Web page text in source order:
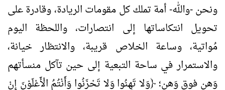
ونحن -والله- أمة تملك كل مقومات الريادة، وقادرة على
تحويل انتكاساتها إلى انتصارات، واللحظة اليوم
مُواتية، وساعة الخلاص قريبة، والانتظار خيانة،
والاستمرار في ساحة التبعية إلى حين تآكل منسأتهم
وَهن فوق وَهن؛ ﴿وَلا تَهِنُوا وَلا تَحْزَنُوا وَأَنْتُمُ الْأَعْلَوْنَ إِنْ